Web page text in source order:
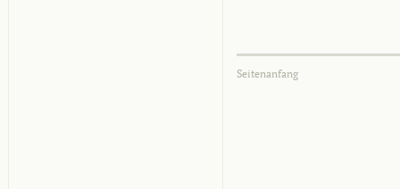
Seitenanfang